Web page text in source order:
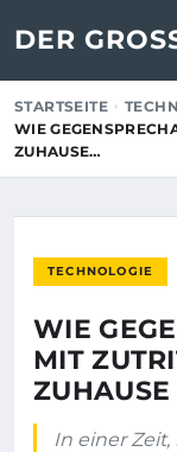
DER
STARTSEITE
WIE
ZUHAUSE…
TECHNOLOGIE
WIE
MIT
ZUHAUSE
In einer